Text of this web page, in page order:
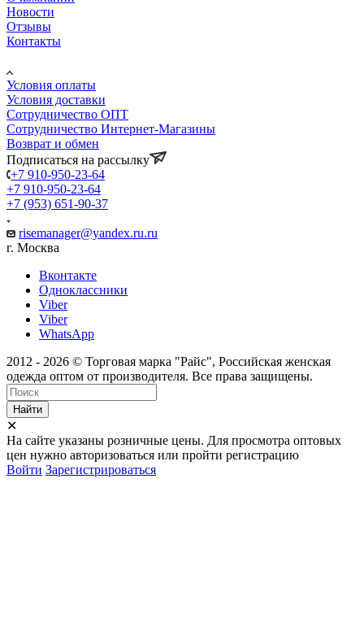
Новости
Отзывы
Контакты
Условия оплаты
Условия доставки
Сотрудничество ОПТ
Сотрудничество Интернет-Магазины
Возврат и обмен
Подписаться на рассылку
+7 910-950-23-64
+7 910-950-23-64
+7 (953) 651-90-37
risemanager@yandex.ru.ru
г. Москва
Вконтакте
Одноклассники
Viber
Viber
WhatsApp
2012 - 2026 © Торговая марка "Райс", Российская женская
одежда оптом от производителя. Все права защищены.
Найти
✕
На сайте указаны розничные цены. Для просмотра оптовых
цен нужно авторизоваться или пройти регистрацию
Войти Зарегистрироваться